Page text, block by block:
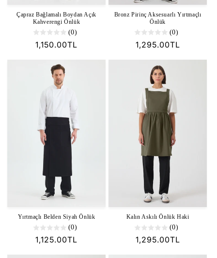
Çapraz Bağlamalı Boydan Açık
Kahverengi Önlük
(0)
Normal
1,150.00TL
Bronz Pirinç Aksesuarlı Yırtmaçlı
Önlük
(0)
Normal
1,295.00TL
Yırtmaçlı Belden Siyah Önlük
(0)
Normal
1,125.00TL
Kalın Askılı Önlük Haki
(0)
Normal
1,295.00TL